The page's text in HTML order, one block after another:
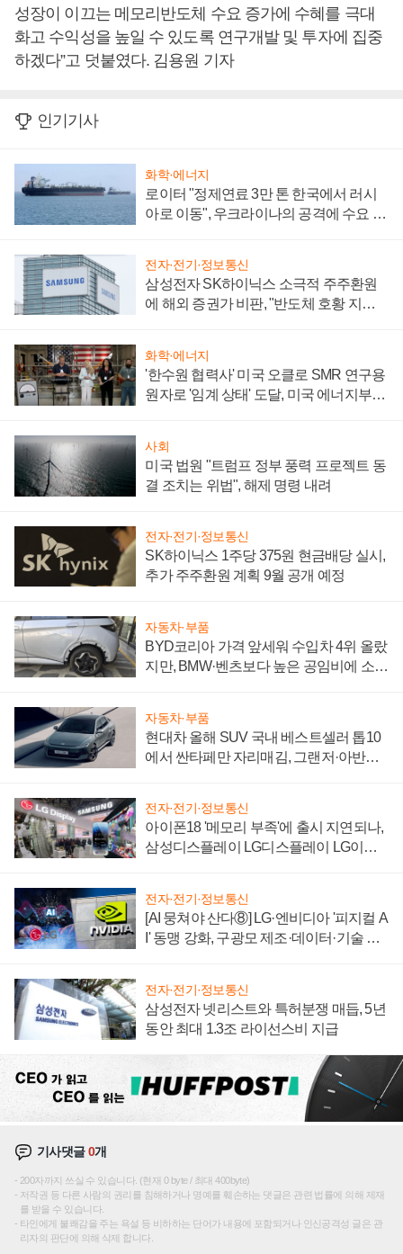
성장이 이끄는 메모리반도체 수요 증가에 수혜를 극대
화고 수익성을 높일 수 있도록 연구개발 및 투자에 집중
하겠다”고 덧붙였다. 김용원 기자
인기기사
화학·에너지
로이터 "정제연료 3만 톤 한국에서 러시
아로 이동", 우크라이나의 공격에 수요 늘
전자·전기·정보통신
삼성전자 SK하이닉스 소극적 주주환원
에 해외 증권가 비판, "반도체 호황 지속
화학·에너지
'한수원 협력사' 미국 오클로 SMR 연구용
원자로 '임계 상태' 도달, 미국 에너지부
사회
미국 법원 "트럼프 정부 풍력 프로젝트 동
결 조치는 위법", 해제 명령 내려
전자·전기·정보통신
SK하이닉스 1주당 375원 현금배당 실시,
추가 주주환원 계획 9월 공개 예정
자동차·부품
BYD코리아 가격 앞세워 수입차 4위 올랐
지만, BMW·벤츠보다 높은 공임비에 소비
자동차·부품
현대차 올해 SUV 국내 베스트셀러 톱10
에서 싼타페만 자리매김, 그랜저·아반떼
전자·전기·정보통신
아이폰18 '메모리 부족'에 출시 지연되나,
삼성디스플레이 LG디스플레이 LG이노
전자·전기·정보통신
[AI 뭉쳐야 산다⑧] LG·엔비디아 '피지컬 A
I' 동맹 강화, 구광모 제조·데이터·기술 결
전자·전기·정보통신
삼성전자 넷리스트와 특허분쟁 매듭, 5년
동안 최대 1.3조 라이선스비 지급
기사댓글0개
200자까지 쓰실 수 있습니다. (현재 0 byte / 최대 400byte)
저작권 등 다른 사람의 권리를 침해하거나 명예를 훼손하는 댓글은 관련 법률에 의해 제재
를 받을 수 있습니다.
타인에게 불쾌감을 주는 욕설 등 비하하는 단어가 내용에 포함되거나 인신공격성 글은 관
리자의 판단에 의해 삭제 합니다.